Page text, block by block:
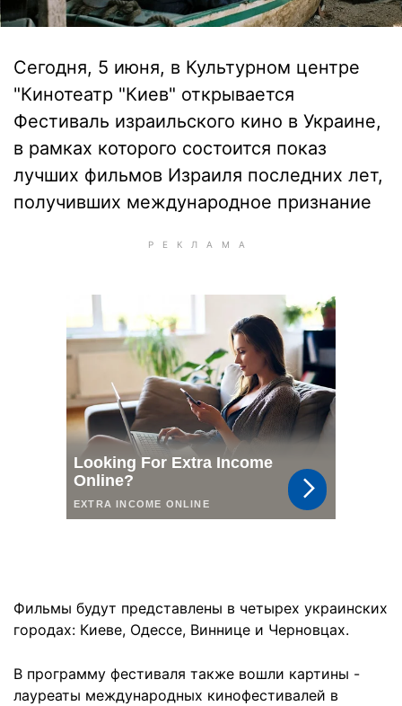
Сегодня, 5 июня, в Культурном центре
"Кинотеатр "Киев" открывается
Фестиваль израильского кино в Украине,
в рамках которого состоится показ
лучших фильмов Израиля последних лет,
получивших международное признание
Фильмы будут представлены в четырех украинских
городах: Киеве, Одессе, Виннице и Черновцах.
В программу фестиваля также вошли картины -
лауреаты международных кинофестивалей в